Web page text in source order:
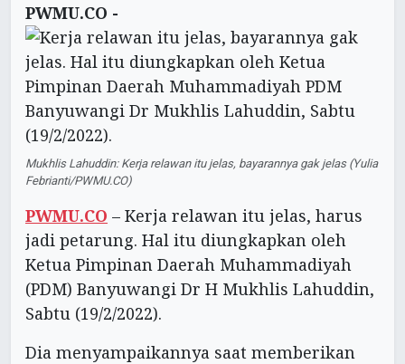
PWMU.CO -
Mukhlis Lahuddin: Kerja relawan itu jelas, bayarannya gak jelas (Yulia
Febrianti/PWMU.CO)
PWMU.CO – Kerja relawan itu jelas, harus
jadi petarung. Hal itu diungkapkan oleh
Ketua Pimpinan Daerah Muhammadiyah
(PDM) Banyuwangi Dr H Mukhlis Lahuddin,
Sabtu (19/2/2022).
Dia menyampaikannya saat memberikan